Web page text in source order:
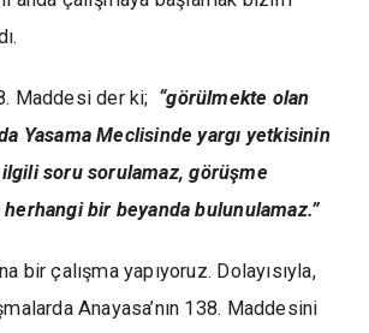
Maddesi der ki; “görülmekte olan
Yasama Meclisinde yargı yetkisinin
ilgili soru sorulamaz, görüşme
herhangi bir beyanda bulunulamaz.”
bir çalışma yapıyoruz. Dolayısıyla,
Anayasa’nın 138. Maddesini